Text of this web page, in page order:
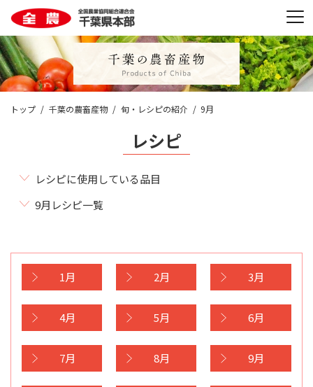
トップ 千葉の農畜産物 旬・レシピの紹介 9月
レシピ
レシピに使用している品目
9月レシピ一覧
1月 2月 3月
4月 5月 6月
7月 8月 9月